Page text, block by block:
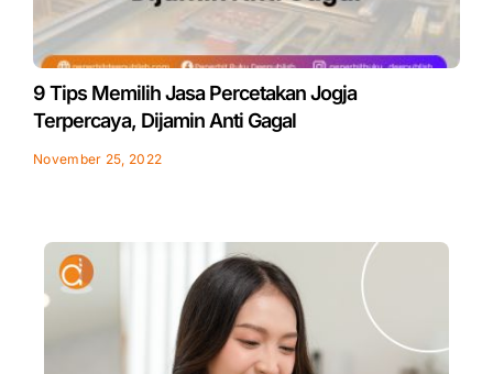
9 Tips Memilih Jasa Percetakan Jogja
Terpercaya, Dijamin Anti Gagal
November 25, 2022